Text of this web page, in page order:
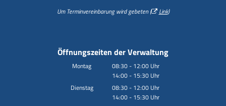
Um Terminvereinbarung wird gebeten (
Link)
Öffnungszeiten der Verwaltung
Montag 08:30- 12:00 Uhr
Von 08:30 bis 12:00 Uhr
14:00- 15:30 Uhr
Von 14:00 bis 15:30 Uhr
Dienstag 08:30- 12:00 Uhr
Von 08:30 bis 12:00 Uhr
14:00- 15:30 Uhr